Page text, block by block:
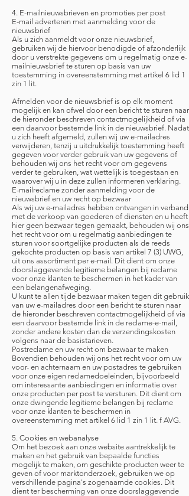
4. E-mailnieuwsbrieven en promoties per post
E-mail adverteren met aanmelding voor de
nieuwsbrief
Als u zich aanmeldt voor onze nieuwsbrief,
gebruiken wij de hiervoor benodigde of afzonderlijk
door u verstrekte gegevens om u regelmatig onze e-
mailnieuwsbrief te sturen op basis van uw
toestemming in overeenstemming met artikel 6 lid 1
zin 1 lit.
Afmelden voor de nieuwsbrief is op elk moment
mogelijk en kan ofwel door een bericht te sturen naar
de hieronder beschreven contactmogelijkheid of via
een daarvoor bestemde link in de nieuwsbrief. Nadat
u zich heeft afgemeld, zullen wij uw e-mailadres
verwijderen, tenzij u uitdrukkelijk toestemming heeft
gegeven voor verder gebruik van uw gegevens of
behouden wij ons het recht voor om gegevens
verder te gebruiken, wat wettelijk is toegestaan en
waarover wij u in deze zullen informeren verklaring.
E-mailreclame zonder aanmelding voor de
nieuwsbrief en uw recht op bezwaar
Als wij uw e-mailadres hebben ontvangen in verband
met de verkoop van goederen of diensten en u heeft
hier geen bezwaar tegen gemaakt, behouden wij ons
het recht voor om u regelmatig aanbiedingen te
sturen voor soortgelijke producten als de reeds
gekochte producten op basis van artikel 7 (3) UWG,
uit ons assortiment per e-mail. Dit dient om onze
doorslaggevende legitieme belangen bij reclame
voor onze klanten te beschermen in het kader van
een belangenafweging.
U kunt te allen tijde bezwaar maken tegen dit gebruik
van uw e-mailadres door een bericht te sturen naar
de hieronder beschreven contactmogelijkheid of via
een daarvoor bestemde link in de reclame-e-mail,
zonder andere kosten dan de verzendingskosten
volgens naar de basistarieven.
Postreclame en uw recht om bezwaar te maken
Bovendien behouden wij ons het recht voor om uw
voor- en achternaam en uw postadres te gebruiken
voor onze eigen reclamedoeleinden, bijvoorbeeld
om interessante aanbiedingen en informatie over
onze producten per post te versturen. Dit dient om
onze dwingende legitieme belangen bij reclame
voor onze klanten te beschermen in
overeenstemming met artikel 6 lid 1 zin 1 lit. f AVG.
5. Cookies en webanalyse
Om het bezoek aan onze website aantrekkelijk te
maken en het gebruik van bepaalde functies
mogelijk te maken, om geschikte producten weer te
geven of voor marktonderzoek, gebruiken we op
verschillende pagina's zogenaamde cookies. Dit
dient ter bescherming van onze doorslaggevende